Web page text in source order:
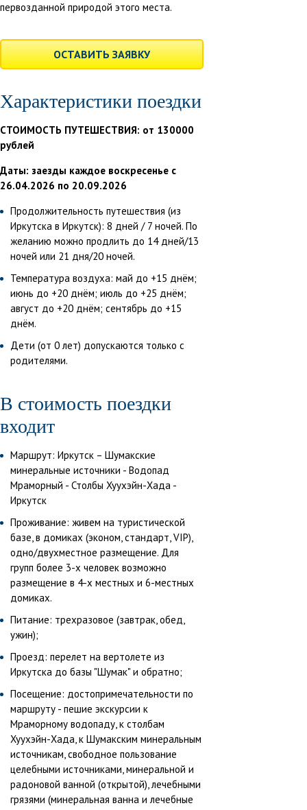
первозданной природой этого места.
ОСТАВИТЬ ЗАЯВКУ
Характеристики поездки
СТОИМОСТЬ ПУТЕШЕСТВИЯ: от 130000
рублей
Даты: заезды каждое воскресенье с
26.04.2026 по 20.09.2026
Продолжительность путешествия (из
Иркутска в Иркутск): 8 дней / 7 ночей. По
желанию можно продлить до 14 дней/13
ночей или 21 дня/20 ночей.
Температура воздуха: май до +15 днём;
июнь до +20 днём; июль до +25 днём;
август до +20 днём; сентябрь до +15
днём.
Дети (от 0 лет) допускаются только с
родителями.
В стоимость поездки
входит
Маршрут: Иркутск – Шумакские
минеральные источники - Водопад
Мраморный - Столбы Хуухэйн-Хада -
Иркутск
Проживание: живем на туристической
базе, в домиках (эконом, стандарт, VIP),
одно/двухместное размещение. Для
групп более 3-х человек возможно
размещение в 4-х местных и 6-местных
домиках.
Питание: трехразовое (завтрак, обед,
ужин);
Проезд: перелет на вертолете из
Иркутска до базы "Шумак" и обратно;
Посещение: достопримечательности по
маршруту - пешие экскурсии к
Мраморному водопаду, к столбам
Хуухэйн-Хада, к Шумакским минеральным
источникам, свободное пользование
целебными источниками, минеральной и
радоновой ванной (открытой), лечебными
грязями (минеральная ванна и лечебные